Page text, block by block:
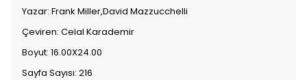
Yazar: Frank Miller,David Mazzucchelli
Çeviren: Celal Karademir
Boyut: 16.00X24.00
Sayfa Sayısı: 216